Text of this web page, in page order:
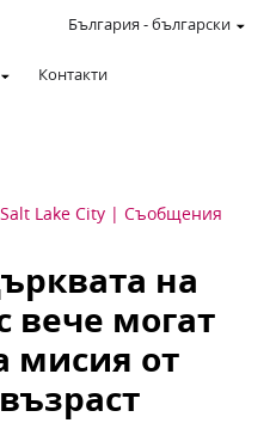
Контакти
България -български
Salt Lake City Съобщения
на
вече могат
мисия от